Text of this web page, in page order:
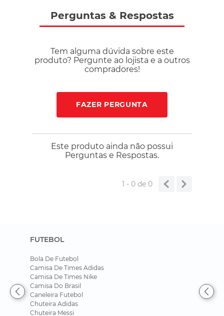
Perguntas & Respostas
Tem alguma dúvida sobre este
produto? Pergunte ao lojista e a outros
compradores!
FAZER PERGUNTA
Este produto ainda não possui
Perguntas e Respostas.
1 - 0de 0
FUTEBOL
Bola De Futebol
Camisa De Times Adidas
Camisa De Times Nike
Camisa Do Brasil
Caneleira Futebol
Chuteira Adidas
Chuteira Messi